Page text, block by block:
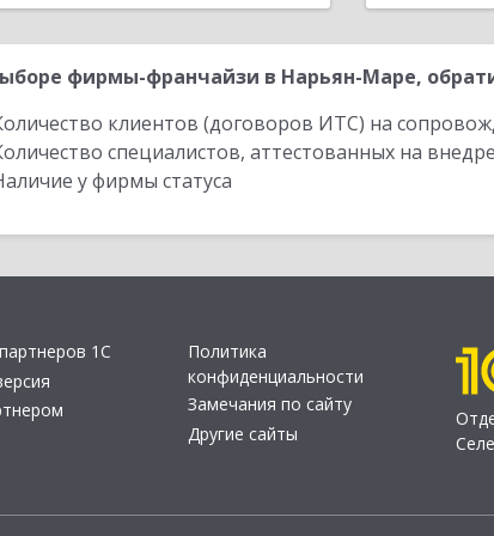
фирмы-франчайзи в Нарьян-Маре,
клиентов (договоров ИТС) на
специалистов, аттестованных на
у фирмы статуса
1С
Политика
конфиденциальности
Замечания по сайту
Другие сайты